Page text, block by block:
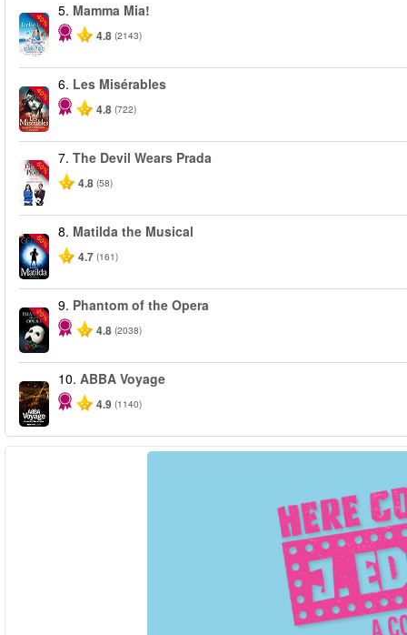
-40%
5. Mamma Mia!
4.8 (2143)
-40%
6. Les Misérables
4.8 (722)
-50%
7. The Devil Wears Prada
4.8 (58)
-50%
8. Matilda the Musical
4.7 (161)
-20%
9. Phantom of the Opera
4.8 (2038)
10. ABBA Voyage
4.9 (1140)